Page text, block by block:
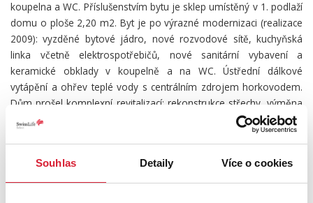
Souhlas Detaily Více o cookies
koupelna a WC. Příslušenstvím bytu je sklep umístěný v 1. podlaží
domu o ploše 2,20 m2. Byt je po výrazné modernizaci (realizace
2009): vyzděné bytové jádro, nové rozvodové sítě, kuchyňská
linka včetně elektrospotřebičů, nové sanitární vybavení a
keramické obklady v koupelně a na WC. Ústřední dálkové
vytápění a ohřev teplé vody s centrálním zdrojem horkovodem.
Dům prošel komplexní revitalizací: rekonstrukce střechy, výměna
oken a vstupních portálů, zateplení fasády (kontaktní zateplovací
systém se strukturální omítkou), přístavba lodžií, výměna
zástavby s optimální dostupností služeb (MŠ, ZŠ, MHD, dětské
hřiště, relaxační centrum, síť obchodů).